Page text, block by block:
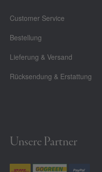
Customer Service
Bestellung
Lieferung & Versand
Rücksendung & Erstattung
Unsere Partner